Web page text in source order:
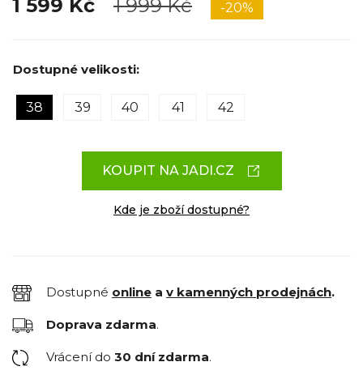
1 599 Kč 1 999 Kč -20%
Dostupné velikosti:
38 39 40 41 42
KOUPIT NA JADI.CZ
Kde je zboží dostupné?
Dostupné online a v kamenných prodejnách.
Doprava zdarma.
Vrácení do 30 dní zdarma.